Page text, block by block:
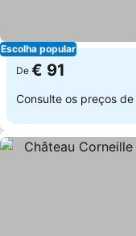
Escolha popular
De € 91
Consulte os preços de